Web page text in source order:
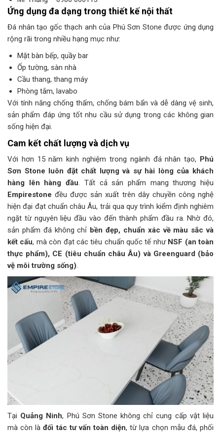
Ứng dụng đa dạng trong thiết kế nội thất
Đá nhân tạo gốc thạch anh của Phú Sơn Stone được ứng dụng
rộng rãi trong nhiều hạng mục như:​
Mặt bàn bếp, quầy bar​
Ốp tường, sàn nhà​
Cầu thang, thang máy​
Phòng tắm, lavabo​
Với tính năng chống thấm, chống bám bẩn và dễ dàng vệ sinh,
sản phẩm đáp ứng tốt nhu cầu sử dụng trong các không gian
sống hiện đại.​
Cam kết chất lượng và dịch vụ
Với hơn 15 năm kinh nghiệm trong ngành đá nhân tạo, Phú
Sơn Stone luôn đặt chất lượng và sự hài lòng của khách
hàng lên hàng đầu. Tất cả sản phẩm mang thương hiệu
Empirestone đều được sản xuất trên dây chuyền công nghệ
hiện đại đạt chuẩn châu Âu, trải qua quy trình kiểm định nghiêm
ngặt từ nguyên liệu đầu vào đến thành phẩm đầu ra. Nhờ đó,
sản phẩm đá không chỉ bền đẹp, chuẩn xác về màu sắc và
kết cấu, mà còn đạt các tiêu chuẩn quốc tế như NSF (an toàn
thực phẩm), CE (tiêu chuẩn châu Âu) và Greenguard (bảo
vệ môi trường sống).
Tại Quảng Ninh, Phú Sơn Stone không chỉ cung cấp vật liệu
mà còn làđối tác tư vấn toàn diện, từ lựa chọn mẫu đá, phối